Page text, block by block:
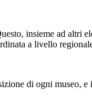
insieme ad altri
a livello
di ogni museo,